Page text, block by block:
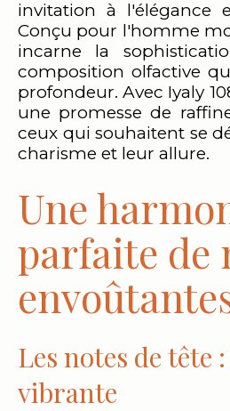
invitation à l'élégance
Conçu pour l'homme
incarne la
composition olfactive
profondeur. Avec Iyaly
une promesse de
ceux qui souhaitent se
charisme et leur allure.
Une
parfaite de
Les notes de tête
vibrante